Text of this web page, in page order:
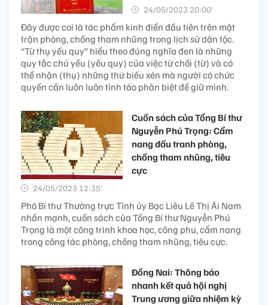
24/05/2023 20:00’
Đây được coi là tác phẩm kinh điển đầu tiên trên mặt
trận phòng, chống tham nhũng trong lịch sử dân tộc.
“Từ thụ yếu quy” hiểu theo đúng nghĩa đen là những
quy tắc chủ yếu (yếu quy) của việc từ chối (từ) và có
thể nhận (thụ) những thứ biếu xén mà người có chức
quyền cần luôn luôn tỉnh táo phân biệt để giữ mình.
Cuốn sách của Tổng Bí thư
Nguyễn Phú Trọng: Cẩm
nang đấu tranh phòng,
chống tham nhũng, tiêu
cực
24/05/2023 12:35’
Phó Bí thư Thường trực Tỉnh ủy Bạc Liêu Lê Thị Ái Nam
nhấn mạnh, cuốn sách của Tổng Bí thư Nguyễn Phú
Trọng là một công trình khoa học, công phu, cẩm nang
trong công tác phòng, chống tham nhũng, tiêu cực.
Đồng Nai: Thông báo
nhanh kết quả hội nghị
Trung ương giữa nhiệm kỳ